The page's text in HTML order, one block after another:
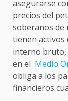
asegurarse
precios del
soberanos de
tienen activos
interno bruto,
en el Medio
obliga a los
financieros